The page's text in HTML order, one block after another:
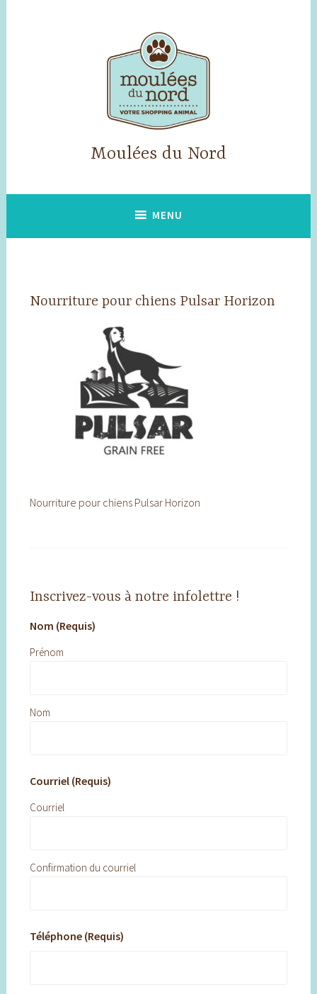
Moulées du Nord
MENU
Nourriture pour chiens Pulsar Horizon
Nourriture pour chiens Pulsar Horizon
Inscrivez-vous à notre infolettre !
Nom (Requis)
Prénom
Nom
Courriel (Requis)
Courriel
Confirmation du courriel
Téléphone (Requis)